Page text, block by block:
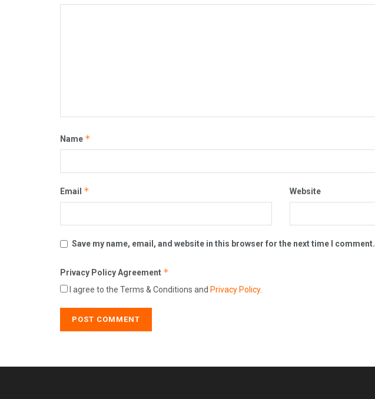
Name *
Email * Website
Save my name, email, and website in this browser for the next time I comment.
Privacy Policy Agreement *
I agree to the Terms & Conditions and Privacy Policy.